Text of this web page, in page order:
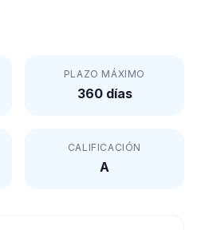
PLAZO MÁXIMO
360 días
CALIFICACIÓN
A